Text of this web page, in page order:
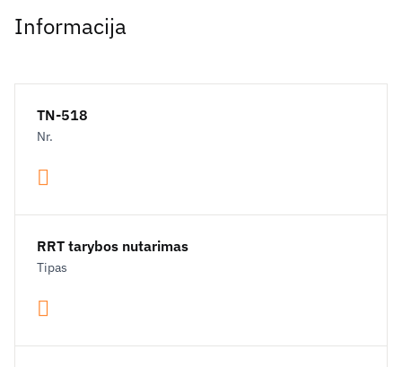
Informacija
TN-518
Nr.
RRT tarybos nutarimas
Tipas